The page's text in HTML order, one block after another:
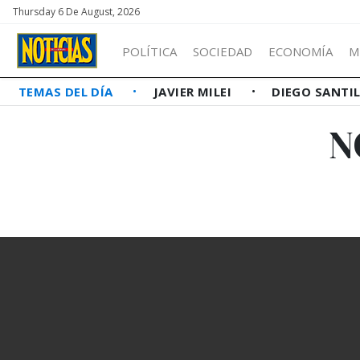
Thursday 6 De August, 2026
POLÍTICA SOCIEDAD ECONOMÍA
TEMAS DEL DÍA JAVIER MILEI DIEGO